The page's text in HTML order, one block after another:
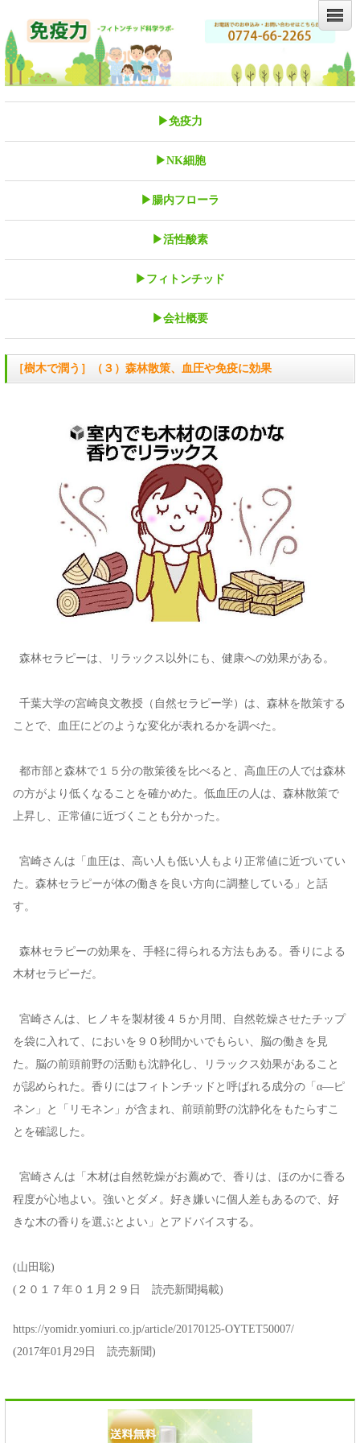
▶免疫力
▶NK細胞
▶腸内フローラ
▶活性酸素
▶フィトンチッド
▶会社概要
［樹木で潤う］（３）森林散策、血圧や免疫に効果
森林セラピーは、リラックス以外にも、健康への効果がある。
千葉大学の宮崎良文教授（自然セラピー学）は、森林を散策する
ことで、血圧にどのような変化が表れるかを調べた。
都市部と森林で１５分の散策後を比べると、高血圧の人では森林
の方がより低くなることを確かめた。低血圧の人は、森林散策で
上昇し、正常値に近づくことも分かった。
宮崎さんは「血圧は、高い人も低い人もより正常値に近づいてい
た。森林セラピーが体の働きを良い方向に調整している」と話
す。
森林セラピーの効果を、手軽に得られる方法もある。香りによる
木材セラピーだ。
宮崎さんは、ヒノキを製材後４５か月間、自然乾燥させたチップ
を袋に入れて、においを９０秒間かいでもらい、脳の働きを見
た。脳の前頭前野の活動も沈静化し、リラックス効果があること
が認められた。香りにはフィトンチッドと呼ばれる成分の「α―ピ
ネン」と「リモネン」が含まれ、前頭前野の沈静化をもたらすこ
とを確認した。
宮崎さんは「木材は自然乾燥がお薦めで、香りは、ほのかに香る
程度が心地よい。強いとダメ。好き嫌いに個人差もあるので、好
きな木の香りを選ぶとよい」とアドバイスする。
(山田聡)
(２０１７年０１月２９日 読売新聞掲載)
https://yomidr.yomiuri.co.jp/article/20170125-OYTET50007/
(2017年01月29日 読売新聞)